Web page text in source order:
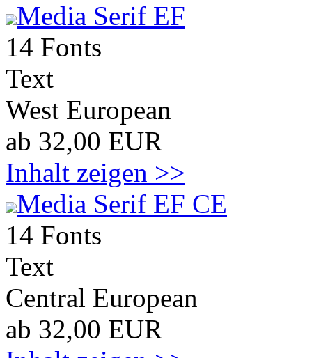
Media Serif EF
14 Fonts
Text
West European
ab 32,00 EUR
Inhalt zeigen >>
Media Serif EF CE
14 Fonts
Text
Central European
ab 32,00 EUR